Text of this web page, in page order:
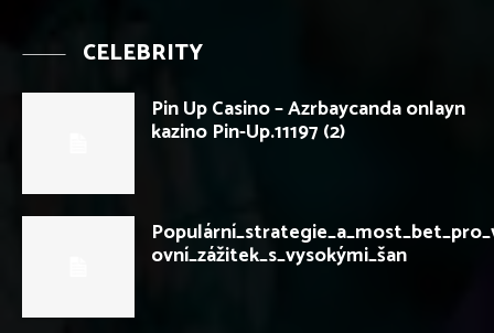
CELEBRITY
Pin Up Casino – Azrbaycanda onlayn
kazino Pin-Up.11197 (2)
ovní_zážitek_s_vysokými_šan